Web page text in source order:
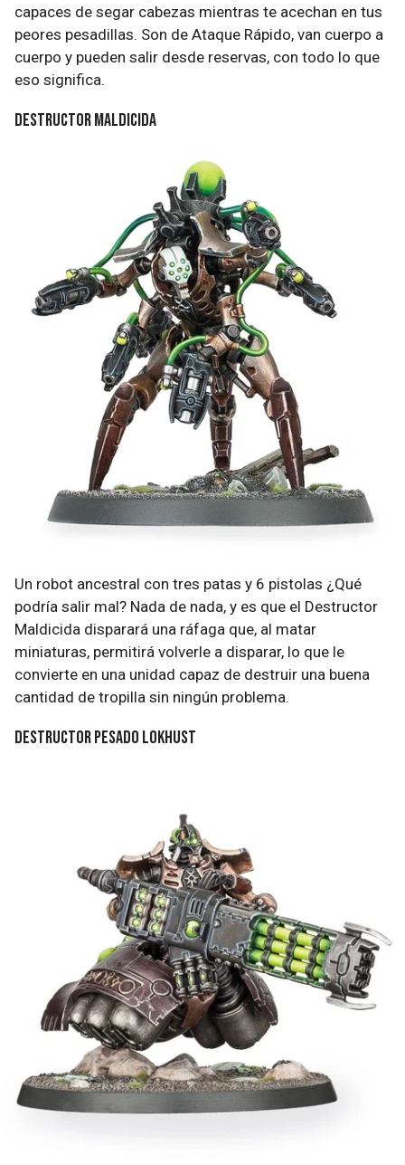
capaces de segar cabezas mientras te acechan en tus
peores pesadillas. Son de Ataque Rápido, van cuerpo a
cuerpo y pueden salir desde reservas, con todo lo que
eso significa.
Destructor Maldicida
Un robot ancestral con tres patas y 6 pistolas ¿Qué
podría salir mal? Nada de nada, y es que el Destructor
Maldicida disparará una ráfaga que, al matar
miniaturas, permitirá volverle a disparar, lo que le
convierte en una unidad capaz de destruir una buena
cantidad de tropilla sin ningún problema.
Destructor Pesado Lokhust